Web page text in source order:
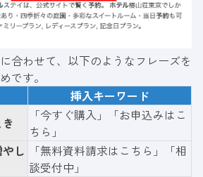
合わせて、以下のようなフレーズを
です。
挿入キーワード
「今すぐ購入」「お申込みはこ
ちら」
し
「無料資料請求はこちら」「相
談受付中」